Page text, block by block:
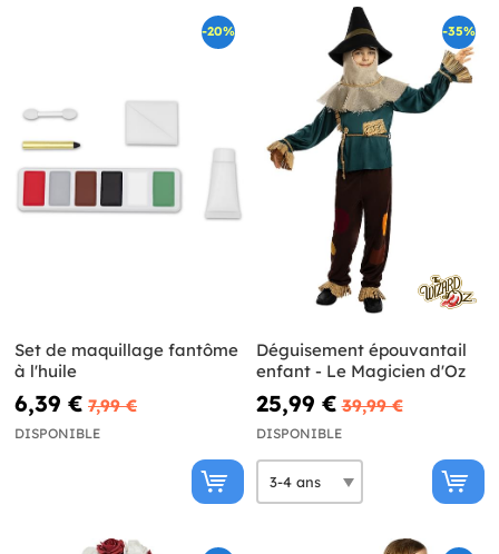
-20%
Set de maquillage fantôme
à l'huile
6,39 € 7,99 €
DISPONIBLE
-35%
Déguisement épouvantail
enfant - Le Magicien d'Oz
25,99 € 39,99 €
DISPONIBLE